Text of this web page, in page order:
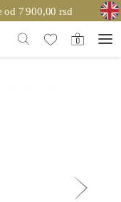
od 7 900,00 rsd